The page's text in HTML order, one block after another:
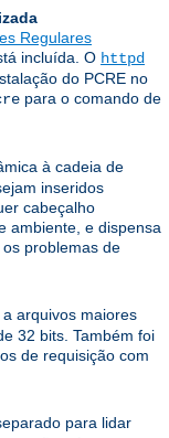
Regulares
incluída. O httpd
do PCRE no
para o comando de
à cadeia de
inseridos
cabeçalho
ambiente, e dispensa
problemas de
arquivos maiores
32 bits. Também foi
de requisição com
para lidar